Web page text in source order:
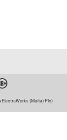
ElectraWorks (Malta) Plc)